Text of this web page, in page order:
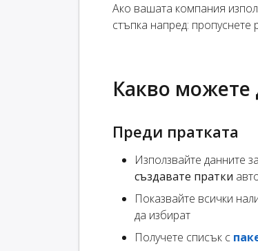
Ако вашата компания
стъпка напред:
Какво можете
Преди пратката
Използвайте данните
създавате пратки
Показвайте всички
да избират
Получете списък с